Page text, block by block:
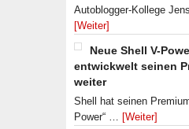
Autoblogger-Kollege
[Weiter]
Neue Shell V-
entwickwelt seinen
weiter
Shell hat seinen
Power“ … [Weiter]